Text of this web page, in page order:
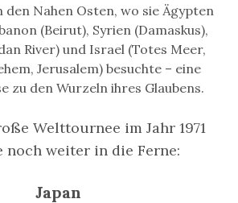
den Nahen Osten, wo sie Ägypten
(Beirut), Syrien (Damaskus),
River) und Israel (Totes Meer,
Jerusalem) besuchte – eine
zu den Wurzeln ihres Glaubens.
Welttournee im Jahr 1971
noch weiter in die Ferne:
Japan